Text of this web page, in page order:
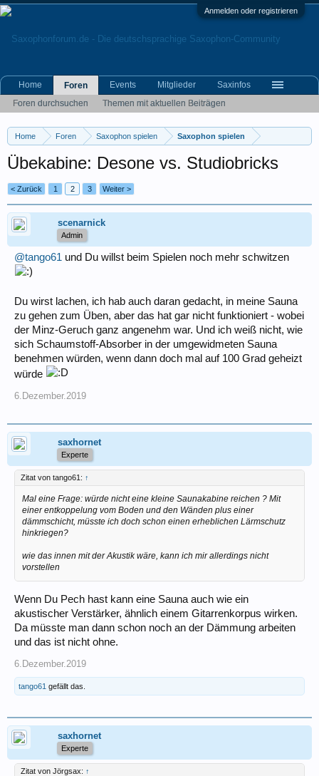
Anmelden oder registrieren
Home Foren Saxophon spielen Saxophon spielen
Übekabine: Desone vs. Studiobricks
< Zurück 1 2 3 Weiter >
scenarnick
Admin
@tango61 und Du willst beim Spielen noch mehr schwitzen
Du wirst lachen, ich hab auch daran gedacht, in meine Sauna
zu gehen zum Üben, aber das hat gar nicht funktioniert - wobei
der Minz-Geruch ganz angenehm war. Und ich weiß nicht, wie
sich Schaumstoff-Absorber in der umgewidmeten Sauna
benehmen würden, wenn dann doch mal auf 100 Grad geheizt
würde
6.Dezember.2019
saxhornet
Experte
Zitat von tango61: ↑
Mal eine Frage: würde nicht eine kleine Saunakabine reichen ? Mit
einer entkoppelung vom Boden und den Wänden plus einer
dämmschicht, müsste ich doch schon einen erheblichen Lärmschutz
hinkriegen?
wie das innen mit der Akustik wäre, kann ich mir allerdings nicht
vorstellen
Wenn Du Pech hast kann eine Sauna auch wie ein
akustischer Verstärker, ähnlich einem Gitarrenkorpus wirken.
Da müsste man dann schon noch an der Dämmung arbeiten
und das ist nicht ohne.
6.Dezember.2019
tango61 gefällt das.
saxhornet
Experte
Zitat von Jörgsax: ↑
Home
Foren
Foren durchsuchen
Themen mit aktuellen Beiträgen
Events Mitglieder Saxinfos